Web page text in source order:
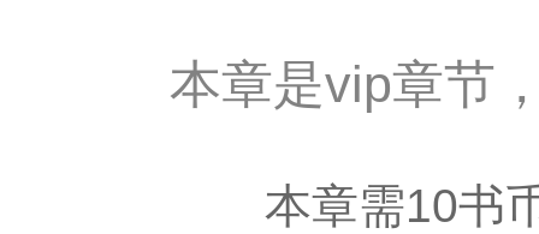
本章是vip章节
本章需10书